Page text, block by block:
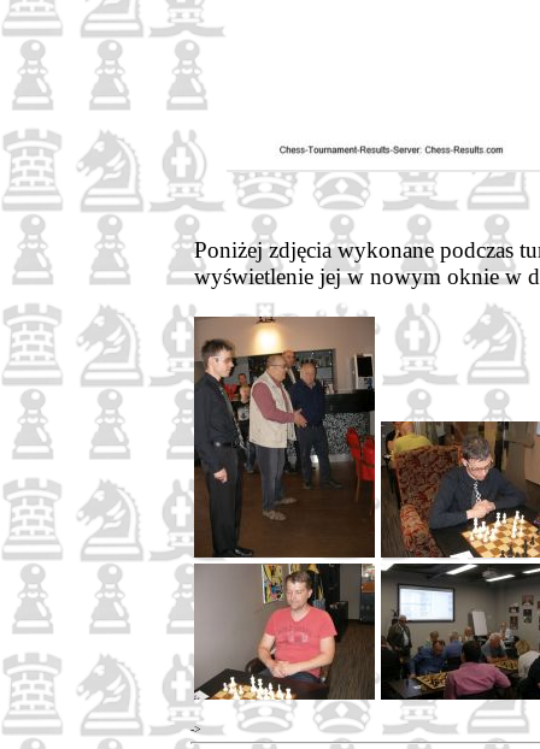
Poniżej zdjęcia wykonane podczas
wyświetlenie jej w nowym oknie w
->